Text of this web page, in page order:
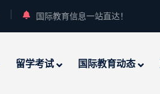
国际教育信息一站直达！
留学考试 国际教育动态